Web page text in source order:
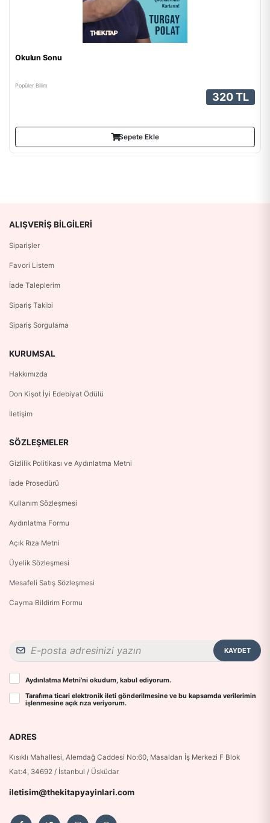
Okulun Sonu
Popüler Bilim
320 TL
Sepete Ekle
ALIŞVERIŞ BILGILERI
Siparişler
Favori Listem
İade Taleplerim
Sipariş Takibi
Sipariş Sorgulama
KURUMSAL
Hakkımızda
Don Kişot İyi Edebiyat Ödülü
İletişim
SÖZLEŞMELER
Gizlilik Politikası ve Aydınlatma Metni
İade Prosedürü
Kullanım Sözleşmesi
Aydınlatma Formu
Açık Rıza Metni
Üyelik Sözleşmesi
Mesafeli Satış Sözleşmesi
Cayma Bildirim Formu
KAYDET
Aydınlatma Metni’ni okudum, kabul ediyorum.
Tarafıma ticari elektronik ileti gönderilmesine ve bu kapsamda verilerimin
işlenmesine açık rıza veriyorum.
ADRES
Kısıklı Mahallesi, Alemdağ Caddesi No:60, Masaldan İş Merkezi F Blok
Kat:4, 34692 / İstanbul / Üsküdar
iletisim@thekitapyayinlari.com